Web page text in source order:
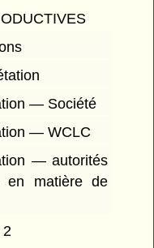
— Société
— WCLC
— autorités
en matière de
2